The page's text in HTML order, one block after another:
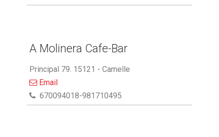
A Molinera Cafe-Bar
Principal 79. 15121 - Camelle
Email
670094018-981710495